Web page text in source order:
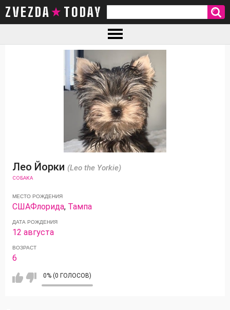
ZVEZDA TODAY
Лео Йорки (Leo the Yorkie)
СОБАКА
МЕСТО РОЖДЕНИЯ
СШАФлорида, Тампа
ДАТА РОЖДЕНИЯ
12 августа
ВОЗРАСТ
6
0% (0 ГОЛОСОВ)